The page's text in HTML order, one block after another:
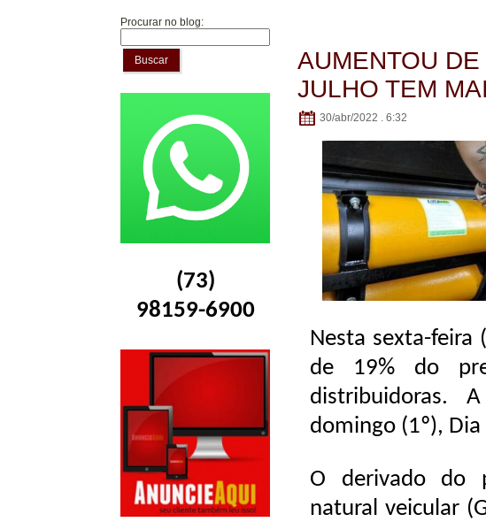
Procurar no blog:
Buscar
(73)
98159-6900
AUMENTOU
JULHO TEM
30/abr/2022 . 6:32
Nesta sexta-feira
de 19% do
distribuidoras.
domingo (1º),
O derivado do
natural veicular